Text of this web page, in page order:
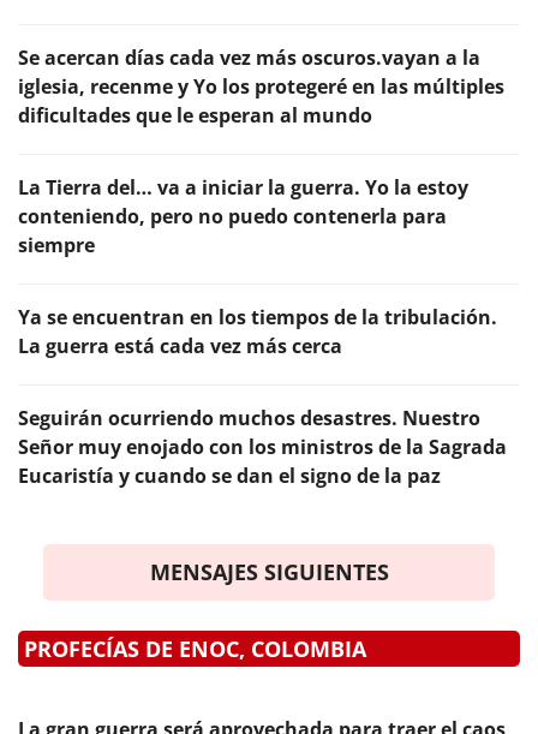
Se acercan días cada vez más oscuros.vayan a la
iglesia, recenme y Yo los protegeré en las múltiples
dificultades que le esperan al mundo
La Tierra del… va a iniciar la guerra. Yo la estoy
conteniendo, pero no puedo contenerla para
siempre
Ya se encuentran en los tiempos de la tribulación.
La guerra está cada vez más cerca
Seguirán ocurriendo muchos desastres. Nuestro
Señor muy enojado con los ministros de la Sagrada
Eucaristía y cuando se dan el signo de la paz
MENSAJES SIGUIENTES
PROFECÍAS DE ENOC, COLOMBIA